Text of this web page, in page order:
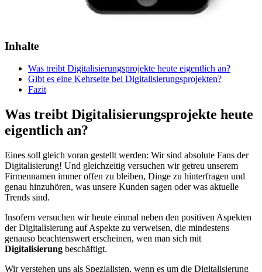
Inhalte
Was treibt Digitalisierungsprojekte heute eigentlich an?
Gibt es eine Kehrseite bei Digitalisierungsprojekten?
Fazit
Was treibt Digitalisierungsprojekte heute
eigentlich an?
Eines soll gleich voran gestellt werden: Wir sind absolute Fans der
Digitalisierung! Und gleichzeitig versuchen wir getreu unserem
Firmennamen immer offen zu bleiben, Dinge zu hinterfragen und
genau hinzuhören, was unsere Kunden sagen oder was aktuelle
Trends sind.
Insofern versuchen wir heute einmal neben den positiven Aspekten
der Digitalisierung auf Aspekte zu verweisen, die mindestens
genauso beachtenswert erscheinen, wen man sich mit
Digitalisierung beschäftigt.
Wir verstehen uns als Spezialisten, wenn es um die Digitalisierung